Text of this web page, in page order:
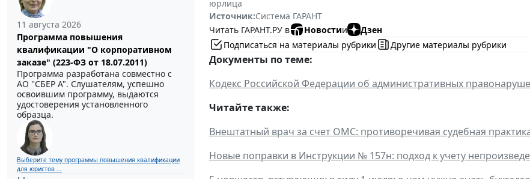
11 августа 2026
Программа повышения
квалификации "О корпоративном
заказе" (223-ФЗ от 18.07.2011)
Программа разработана совместно с
АО ''СБЕР А". Слушателям, успешно
освоившим программу, выдаются
удостоверения установленного
образца.
Выберите тему программы повышения квалификации
для юристов ...
юрлица
Источник:Система ГАРАНТ
Читать ГАРАНТ.РУ в
Новостии
Дзен
Подписаться на материалы рубрики
Другие материалы рубрики
Документы по теме:
Кодекс Российской Федерации об административных
Читайте также:
Внештатный врач за счет ОМС: противоречивая судебная
Новые поправки в Инструкции № 157н: подход к учету